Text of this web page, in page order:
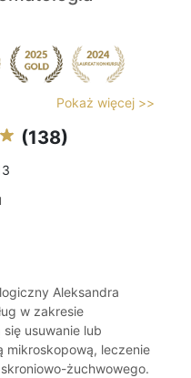
Pokaż więcej >>
(138)
Aleksandra
w zakresie
usuwanie lub
mikroskopową, leczenie
żuchwowego.